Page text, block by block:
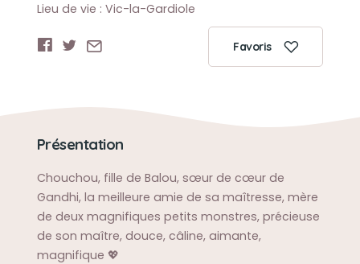
Lieu de vie : Vic-la-Gardiole
Favoris
Présentation
Chouchou, fille de Balou, sœur de cœur de
Gandhi, la meilleure amie de sa maîtresse, mère
de deux magnifiques petits monstres, précieuse
de son maître, douce, câline, aimante,
magnifique 💖